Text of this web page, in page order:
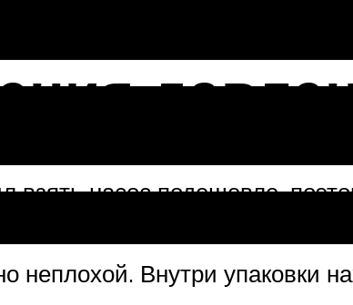
взять насос подешевле,
неплохой. Внутри упаковки